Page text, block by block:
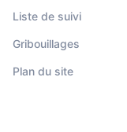
Liste de suivi
Gribouillages
Plan du site